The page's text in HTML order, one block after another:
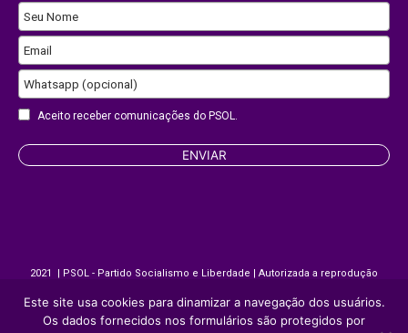
Email
Address
Seu Nome
Email
Whatsapp (opcional)
Aceito receber comunicações do PSOL.
ENVIAR
2021 | PSOL - Partido Socialismo e Liberdade | Autorizada a reprodução
desde que citada a fonte.
Este site usa cookies para dinamizar a navegação dos usuários.
Os dados fornecidos nos formulários são protegidos por